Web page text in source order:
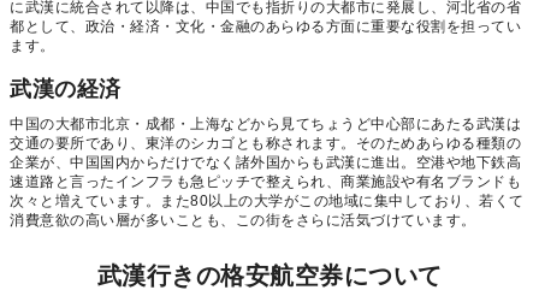
に武漢に統合されて以降は、中国でも指折りの大都市に発展し、河北省の省
都として、政治・経済・文化・金融のあらゆる方面に重要な役割を担ってい
ます。
武漢の経済
中国の大都市北京・成都・上海などから見てちょうど中心部にあたる武漢は
交通の要所であり、東洋のシカゴとも称されます。そのためあらゆる種類の
企業が、中国国内からだけでなく諸外国からも武漢に進出。空港や地下鉄高
速道路と言ったインフラも急ピッチで整えられ、商業施設や有名ブランドも
次々と増えています。また80以上の大学がこの地域に集中しており、若くて
消費意欲の高い層が多いことも、この街をさらに活気づけています。
武漢行きの格安航空券について